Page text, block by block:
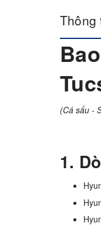
Thông
(Cá sấu -
1.